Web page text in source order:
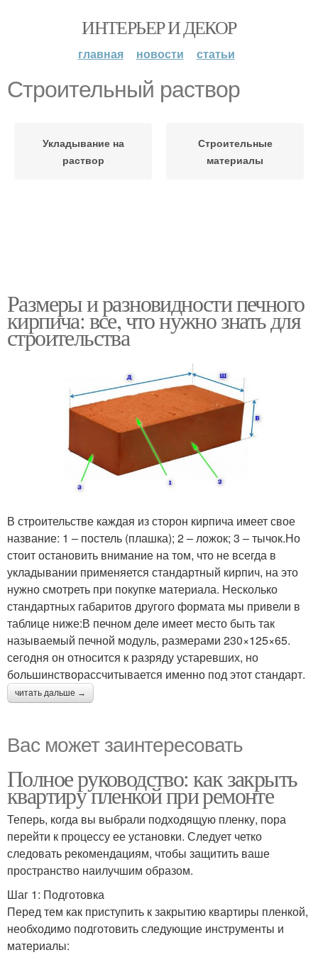
ИНТЕРЬЕР И ДЕКОР
главная новости статьи
Строительный раствор
Укладывание на
раствор
Строительные
материалы
Размеры и разновидности печного
кирпича: все, что нужно знать для
строительства
В строительстве каждая из сторон кирпича имеет свое
название: 1 – постель (плашка); 2 – ложок; 3 – тычок.Но
стоит остановить внимание на том, что не всегда в
укладывании применяется стандартный кирпич, на это
нужно смотреть при покупке материала. Несколько
стандартных габаритов другого формата мы привели в
таблице ниже:В печном деле имеет место быть так
называемый печной модуль, размерами 230×125×65.
сегодня он относится к разряду устаревших, но
большинстворассчитывается именно под этот стандарт.
читать дальше →
Вас может заинтересовать
Полное руководство: как закрыть
квартиру пленкой при ремонте
Теперь, когда вы выбрали подходящую пленку, пора
перейти к процессу ее установки. Следует четко
следовать рекомендациям, чтобы защитить ваше
пространство наилучшим образом.
Шаг 1: Подготовка
Перед тем как приступить к закрытию квартиры пленкой,
необходимо подготовить следующие инструменты и
материалы: